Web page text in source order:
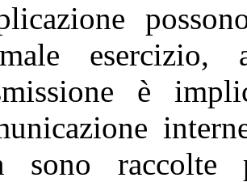
è
sono raccolte